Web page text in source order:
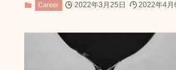
Career 2022年3月25日 2022年4月